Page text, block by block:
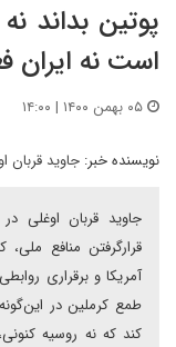
پوتین بداند
است نه ایران
نویسنده خبر: جاوید قربان
جاوید قربان اوغلی
قرارگرفتن منافع
آمریکا و برقراری
طمع کرملین در
کند که نه روسیه